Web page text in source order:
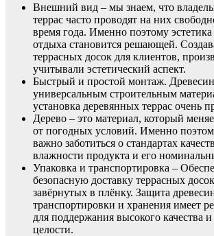
Внешний вид – мы знаем, что
террас часто проводят на них
время года. Именно поэтому
отдыха становится решающей.
террасных досок для клиентов,
учитывали эстетический аспект.
Быстрый и простой монтаж.
универсальным строительным
установка деревянных террас очень
Дерево – это материал, который
от погодных условий. Именно
важно заботиться о стандартах
влажности продукта и его
Упаковка и транспортировка –
безопасную доставку террасных
завёрнутых в плёнку. Защита
транспортировки и хранения имеет
для поддержания высокого качества и
целости.